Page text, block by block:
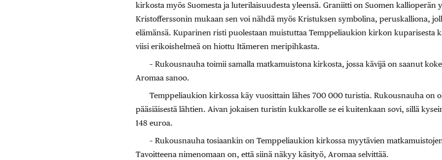
kirkosta myös Suomesta ja luterilaisuudesta yleensä. Graniitti on Suomen kallioperän
Kristofferssonin mukaan sen voi nähdä myös Kristuksen symbolina, peruskalliona,
elämänsä. Kuparinen risti puolestaan muistuttaa Temppeliaukion kirkon kuparisesta
viisi erikoishelmeä on hiottu Itämeren meripihkasta.
– Rukousnauha toimii samalla matkamuistona kirkosta, jossa kävijä on saanut
Aromaa sanoo.
Temppeliaukion kirkossa käy vuosittain lähes 700 000 turistia. Rukousnauha on
pääsiäisestä lähtien. Aivan jokaisen turistin kukkarolle se ei kuitenkaan sovi, sillä
148 euroa.
– Rukousnauha tosiaankin on Temppeliaukion kirkossa myytävien
Tavoitteena nimenomaan on, että siinä näkyy käsityö, Aromaa selvittää.